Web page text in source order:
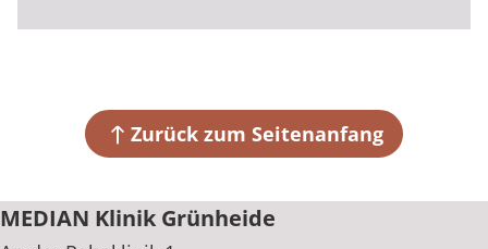
Zurück zum Seitenanfang
MEDIAN Klinik Grünheide